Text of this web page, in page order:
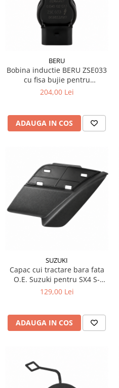
BERU
Bobina inductie BERU ZSE033
cu fisa bujie pentru
Volkswagen Passat B7 TSI
204,00 Lei
ADAUGA IN COS
SUZUKI
Capac cui tractare bara fata
O.E. Suzuki pentru SX4 S-
Cross
129,00 Lei
ADAUGA IN COS